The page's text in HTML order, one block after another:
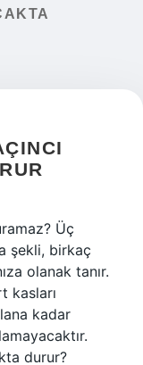
Üç
şekli, birkaç
olanak tanır.
kasları
kadar
durur?